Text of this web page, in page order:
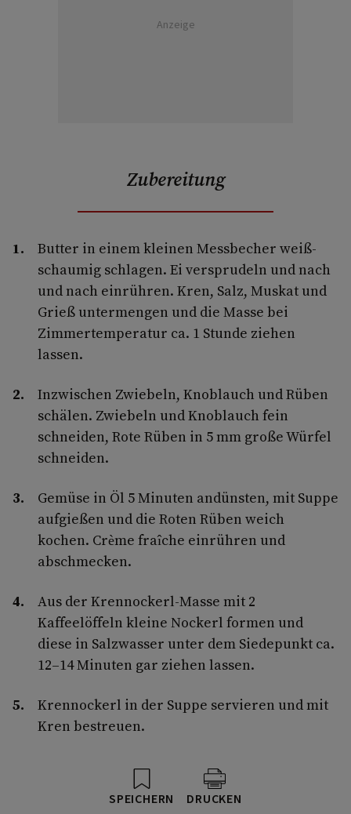
Anzeige
Zubereitung
Butter in einem kleinen Messbecher weiß-
schaumig schlagen. Ei versprudeln und nach
und nach einrühren. Kren, Salz, Muskat und
Grieß untermengen und die Masse bei
Zimmertemperatur ca. 1 Stunde ziehen
lassen.
Inzwischen Zwiebeln, Knoblauch und Rüben
schälen. Zwiebeln und Knoblauch fein
schneiden, Rote Rüben in 5 mm große Würfel
schneiden.
Gemüse in Öl 5 Minuten andünsten, mit Suppe
aufgießen und die Roten Rüben weich
kochen. Crème fraîche einrühren und
abschmecken.
Aus der Krennockerl-Masse mit 2
Kaffeelöffeln kleine Nockerl formen und
diese in Salzwasser unter dem Siedepunkt ca.
12–14 Minuten gar ziehen lassen.
Krennockerl in der Suppe servieren und mit
Kren bestreuen.
SPEICHERN DRUCKEN